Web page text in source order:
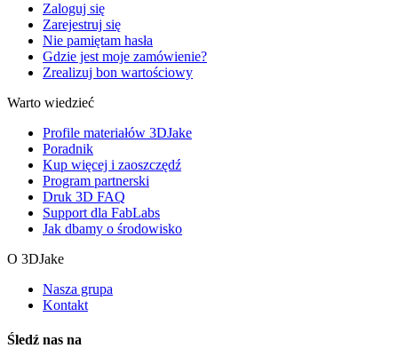
Zaloguj się
Zarejestruj się
Nie pamiętam hasła
Gdzie jest moje zamówienie?
Zrealizuj bon wartościowy
Warto wiedzieć
Profile materiałów 3DJake
Poradnik
Kup więcej i zaoszczędź
Program partnerski
Druk 3D FAQ
Support dla FabLabs
Jak dbamy o środowisko
O 3DJake
Nasza grupa
Kontakt
Śledź nas na